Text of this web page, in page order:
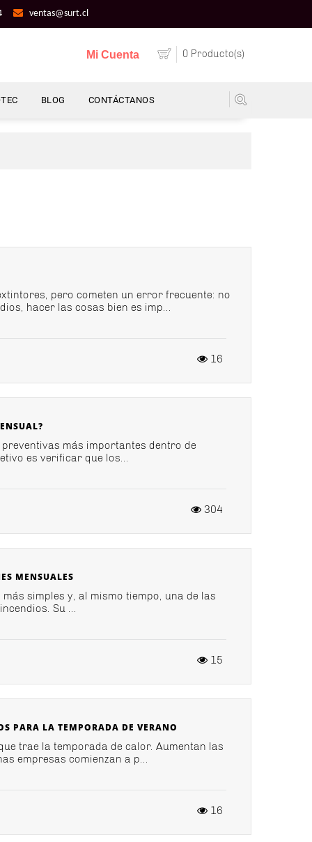
ventas@surt.cl
0 Producto(s)
Mi Cuenta
BLOG CONTÁCTANOS
pero cometen un error frecuente: no
hacer las cosas bien es imp...
16
más importantes dentro de
es verificar que los...
304
MENSUALES
simples y, al mismo tiempo, una de las
Su ...
15
PARA LA TEMPORADA DE VERANO
trae la temporada de calor. Aumentan las
empresas comienzan a p...
16